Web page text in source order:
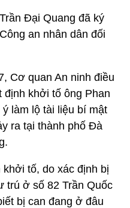
Đại Quang đã ký
an nhân dân đối
Cơ quan An ninh điều
định khởi tố ông Phan
làm lộ tài liệu bí mật
ra tại thành phố Đà
tố, do xác định bị
trú ở số 82 Trần Quốc
bị can đang ở đâu